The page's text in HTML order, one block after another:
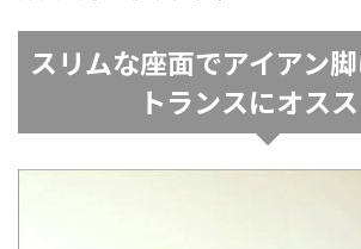
スリムな座面でアイアン
トランスにオス